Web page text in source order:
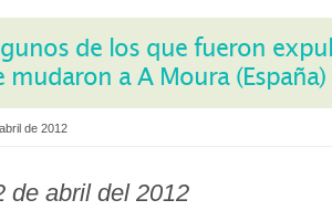
de los que fueron
mudaron a A Moura (España)
de 2012
de abril del 2012